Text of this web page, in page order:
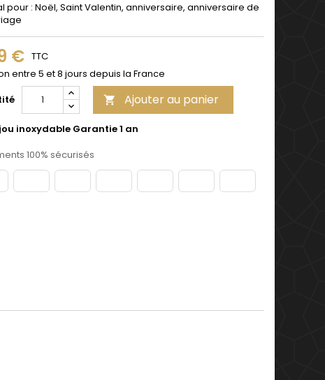
pour : Noël, Saint Valentin, anniversaire, anniversaire de
€ TTC
entre 5 et 8 jours depuis la France
 Ajouter au panier
inoxydable Garantie 1 an
100% sécurisés